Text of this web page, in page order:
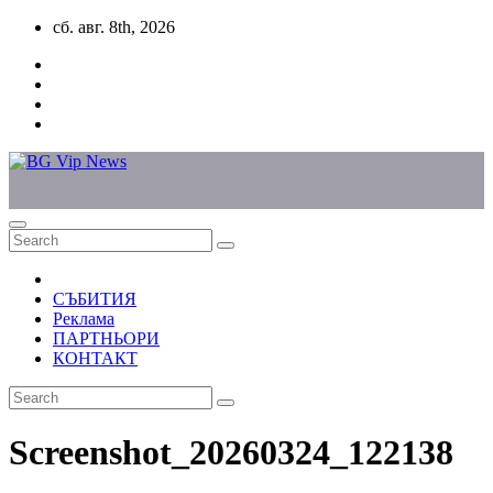
Skip
content
сб. авг. 8th, 2026
СЪБИТИЯ
Реклама
ПАРТНЬОРИ
КОНТАКТ
Screenshot_20260324_122138